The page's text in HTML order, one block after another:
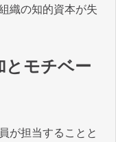
織の知的資本が失
とモチベー
が担当することと